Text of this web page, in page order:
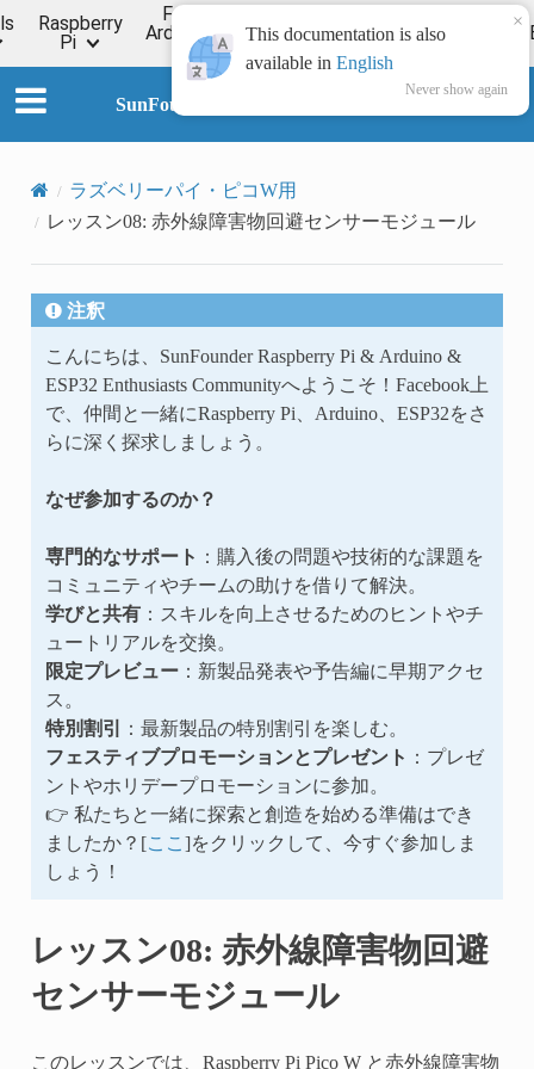
Raspberry
Pi
For
Arduino
ESP32
Online
Tutorial
Forum
SunFounder Universal Maker Sensor Kit
ラズベリーパイ・ピコW用
レッスン08: 赤外線障害物回避センサーモジュール
注釈
こんにちは、SunFounder Raspberry Pi & Arduino &
ESP32 Enthusiasts Communityへようこそ！Facebook上
で、仲間と一緒にRaspberry Pi、Arduino、ESP32をさ
らに深く探求しましょう。
なぜ参加するのか？
専門的なサポート
：購入後の問題や技術的な課題を
コミュニティやチームの助けを借りて解決。
学びと共有：スキルを向上させるためのヒントやチ
ュートリアルを交換。
限定プレビュー：新製品発表や予告編に早期アクセ
ス。
特別割引
：最新製品の特別割引を楽しむ。
フェスティブプロモーションとプレゼント
：プレゼ
ントやホリデープロモーションに参加。
👉 私たちと一緒に探索と創造を始める準備はでき
ましたか？[ここ ]をクリックして、今すぐ参加しま
しょう！
レッスン08: 赤外線障害物回避
センサーモジュール
このレッスンでは、Raspberry Pi Pico W と赤外線障害物
This documentation is also
available in English
Never show again
×